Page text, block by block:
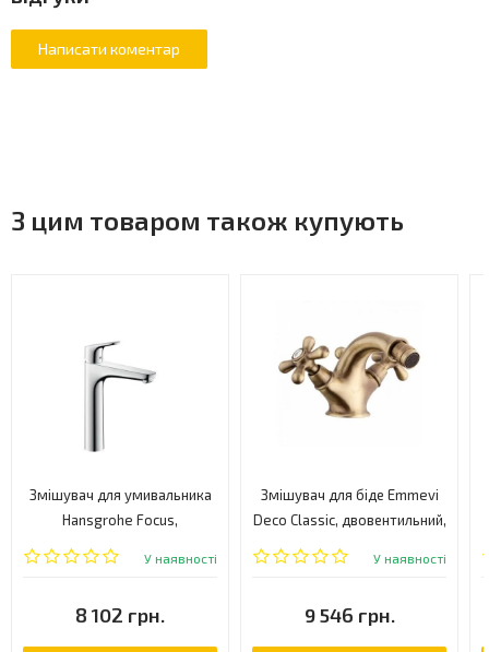
З цим товаром також купують
Змішувач для умивальника
Hansgrohe Focus,
одноважільний, хром
У наявності
8 102 грн.
Змішувач для біде Emmevi
Deco Classic, двовентильний,
бронза (BR12014)
У наявності
9 546 грн.